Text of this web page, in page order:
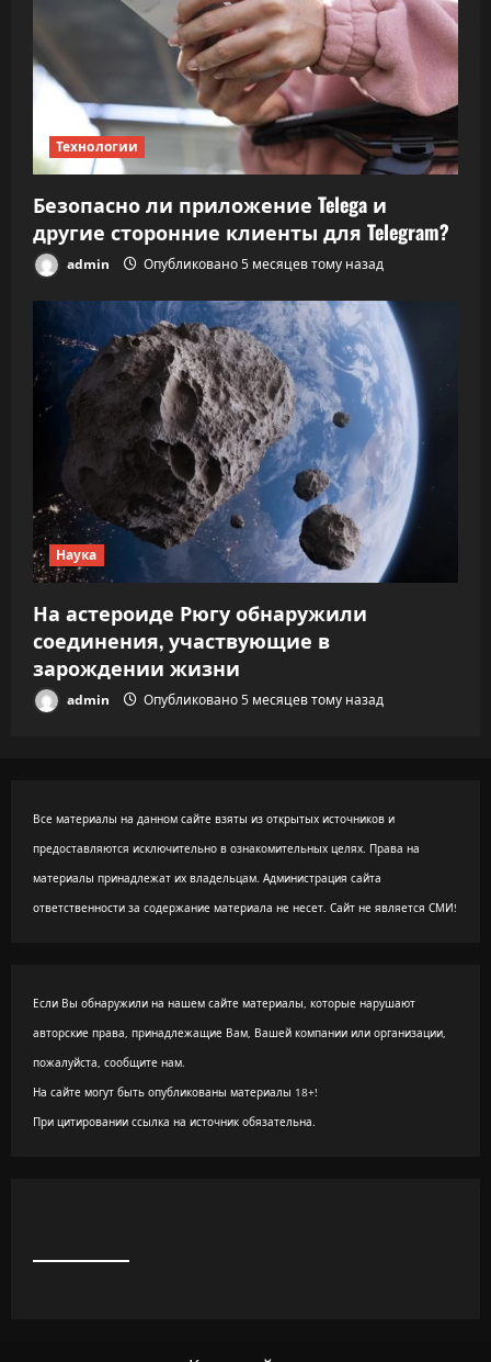
Технологии
Безопасно ли приложение Telega и
другие сторонние клиенты для Telegram?
admin Опубликовано 5 месяцев тому назад
Наука
На астероиде Рюгу обнаружили
соединения, участвующие в
зарождении жизни
admin Опубликовано 5 месяцев тому назад
Все материалы на данном сайте взяты из открытых источников и
предоставляются исключительно в ознакомительных целях. Права на
материалы принадлежат их владельцам. Администрация сайта
ответственности за содержание материала не несет. Сайт не является СМИ!
Если Вы обнаружили на нашем сайте материалы, которые нарушают
авторские права, принадлежащие Вам, Вашей компании или организации,
пожалуйста, сообщите нам.
На сайте могут быть опубликованы материалы 18+!
При цитировании ссылка на источник обязательна.